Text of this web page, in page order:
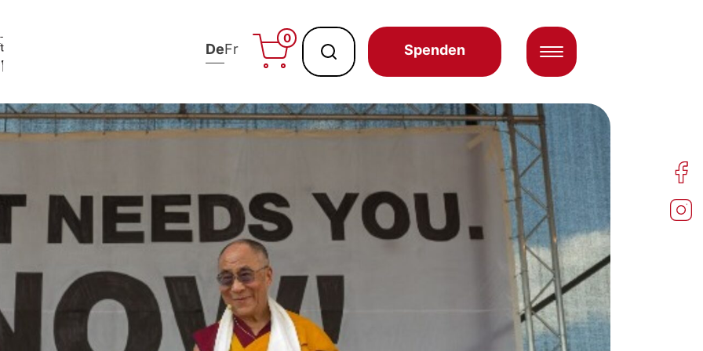
DeFr
0
Spenden